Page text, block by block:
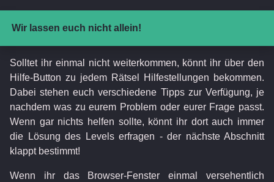
Wir lassen euch nicht allein!
Solltet ihr einmal nicht weiterkommen, könnt ihr über den
Hilfe-Button zu jedem Rätsel Hilfestellungen bekommen.
Dabei stehen euch verschiedene Tipps zur Verfügung, je
nachdem was zu eurem Problem oder eurer Frage passt.
Wenn gar nichts helfen sollte, könnt ihr dort auch immer
die Lösung des Levels erfragen - der nächste Abschnitt
klappt bestimmt!
Wenn ihr das Browser-Fenster einmal versehentlich